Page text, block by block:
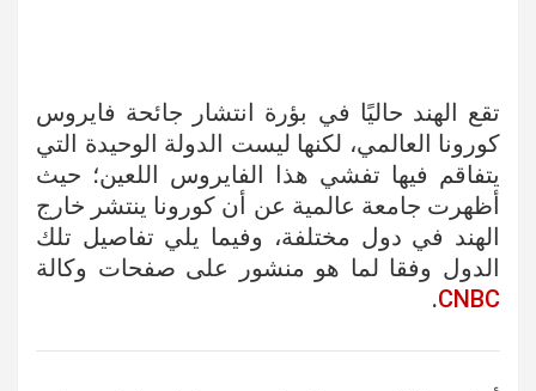
تقع الهند حاليًا في بؤرة انتشار جائحة فايروس
كورونا العالمي، لكنها ليست الدولة الوحيدة التي
يتفاقم فيها تفشي هذا الفايروس اللعين؛ حيث
أظهرت جامعة عالمية عن أن كورونا ينتشر خارج
الهند في دول مختلفة، وفيما يلي تفاصيل تلك
الدول وفقا لما هو منشور على صفحات وكالة
CNBC
.